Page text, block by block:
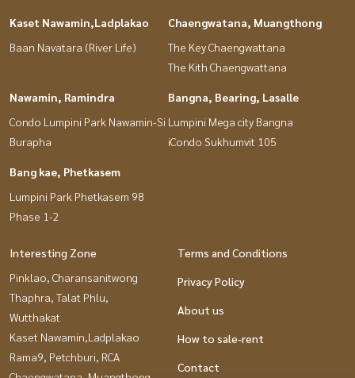
Kaset Nawamin,Ladplakao
Baan Navatara (River Life)
Chaengwatana, Muangthong
The Key Chaengwattana
The Kith Chaengwattana
Nawamin, Ramindra
Condo Lumpini Park Nawamin-Si
Burapha
Bangna, Bearing, Lasalle
Lumpini Mega city Bangna
iCondo Sukhumvit 105
Bang kae, Phetkasem
Lumpini Park Phetkasem 98
Phase 1-2
Interesting Zone
Pinklao, Charansanitwong
Thaphra, Talat Phlu,
Wutthakat
Kaset Nawamin,Ladplakao
Rama9, Petchburi, RCA
Terms and Conditions
Privacy Policy
About us
How to sale-rent
Contact